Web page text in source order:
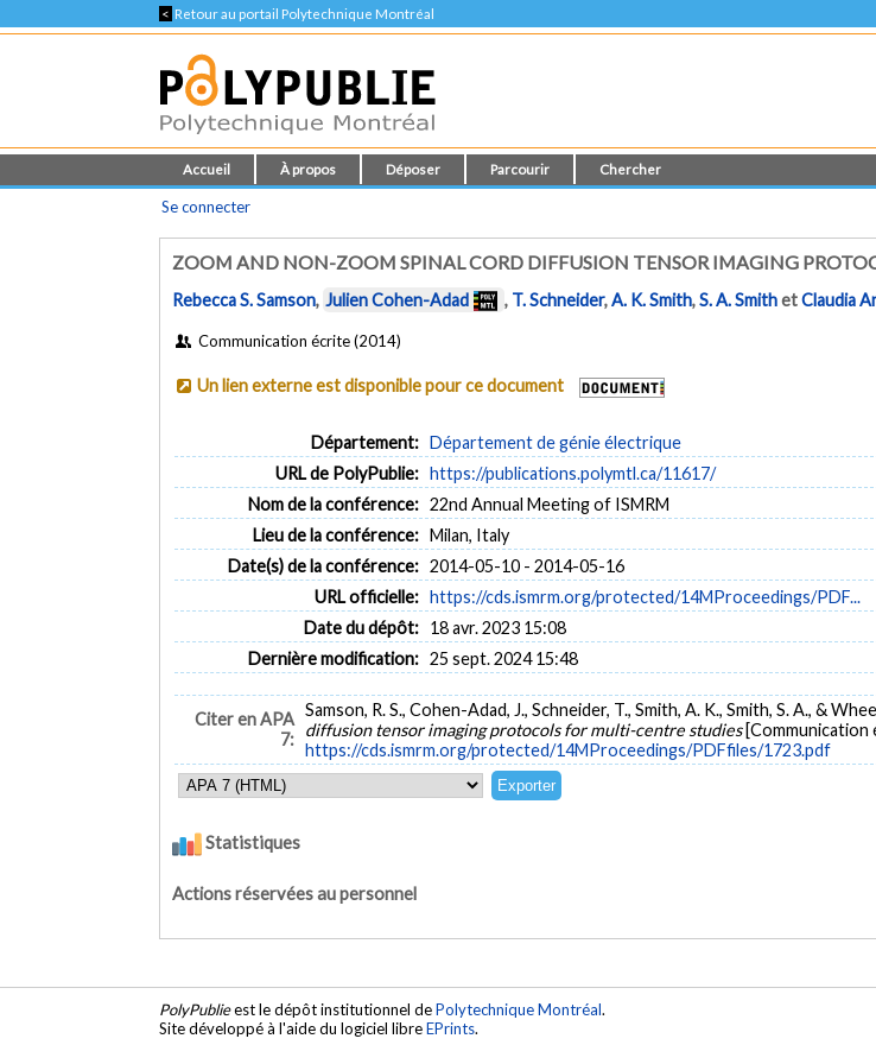
< Retour au portail Polytechnique Montréal
Accueil À propos Déposer Parcourir Chercher
Se connecter
ZOOM AND NON-ZOOM SPINAL CORD DIFFUSION TENSOR IMAGING
Rebecca S. Samson, Julien Cohen-Adad , T. Schneider,A. K. Smith,S. A. SmithetClaudia
Communication écrite (2014)
Un lien externe est disponible pour ce document
Département: Département de génie électrique
URL de PolyPublie: https://publications.polymtl.ca/11617/
Nom de la conférence: 22nd Annual Meeting of ISMRM
Lieu de la conférence: Milan, Italy
Date(s) de la conférence: 2014-05-10 - 2014-05-16
URL officielle: https://cds.ismrm.org/protected/14MProceedings/PDF...
Date du dépôt: 18 avr. 2023 15:08
Dernière modification: 25 sept. 2024 15:48
Citer en APA
7:
Samson, R. S., Cohen-Adad, J., Schneider, T., Smith, A. K., Smith, S. A., &
diffusion tensor imaging protocols for multi-centre studies [Communication
https://cds.ismrm.org/protected/14MProceedings/PDFfiles/1723.pdf
Statistiques
Actions réservées au personnel
PolyPublieest le dépôt institutionnel dePolytechnique Montréal.
Site développé à l'aide du logiciel libreEPrints.